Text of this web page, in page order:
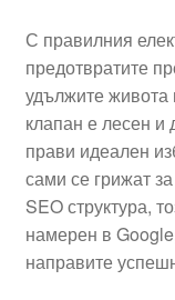
Плащанията
Политика за
Правила и
Процедура за
Разгледайте
С правилния
предотвратите
удължите
клапан е лесен и
прави идеален
сами се грижат
SEO структура,
намерен в
направите